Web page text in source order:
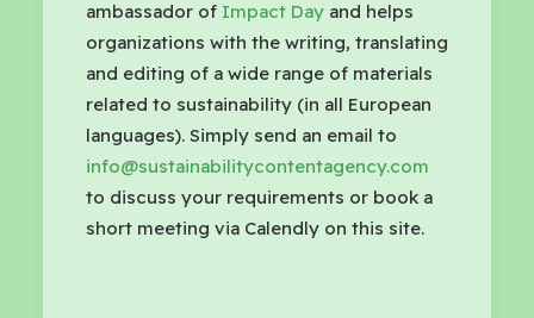
ambassador of Impact Day and helps
organizations with the writing, translating
and editing of a wide range of materials
related to sustainability (in all European
languages). Simply send an email to
info@sustainabilitycontentagency.com
to discuss your requirements or book a
short meeting via Calendly on this site.